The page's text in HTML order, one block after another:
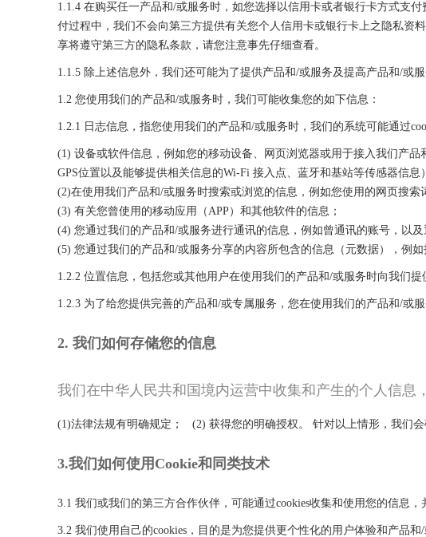
1.1.4 在购买任一产品和/或服务时，如您选择以信用卡或者银行卡方式支
付过程中，我们不会向第三方提供有关您个人信用卡或银行卡上之隐私资
享将遵守第三方的隐私条款，请您注意事先仔细查看。
1.1.5 除上述信息外，我们还可能为了提供产品和/或服务及提高产品和/或
1.2 您使用我们的产品和/或服务时，我们可能收集您的如下信息：
1.2.1 日志信息，指您使用我们的产品和/或服务时，我们的系统可能通过
(1) 设备或软件信息，例如您的移动设备、网页浏览器或用于接入我们产
GPS位置以及能够提供相关信息的Wi-Fi 接入点、蓝牙和基站等传感器信
(2)在使用我们产品和/或服务时搜索或浏览的信息，例如您使用的网页搜
(3) 有关您曾使用的移动应用（APP）和其他软件的信息；
(4) 您通过我们的产品和/或服务进行通讯的信息，例如曾通讯的账号，以
(5) 您通过我们的产品和/或服务分享的内容所包含的信息（元数据），例
1.2.2 位置信息，包括您或其他用户在使用我们的产品和/或服务时向我们提
1.2.3 为了给您提供完善的产品和/或专属服务，您在使用我们的产品和/或
2. 我们如何存储您的信息
我们在中华人民共和国境内运营中收集和产生的个人信息
(1)法律法规有明确规定； (2) 获得您的明确授权。 针对以上情形，我们
3.我们如何使用Cookie和同类技术
3.1 我们或我们的第三方合作伙伴，可能通过cookies收集和使用您的信息，
3.2 我们使用自己的cookies，目的是为您提供更个性化的用户体验和产品和